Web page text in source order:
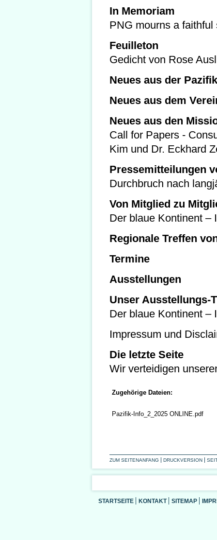
In Memoriam
PNG mourns a faithful
Feuilleton
Gedicht von Rose
Neues aus der
Neues aus dem
Neues aus den
Call for Papers -
Kim und Dr. Eckhard
Pressemitteilungen
Durchbruch nach
Von Mitglied zu
Der blaue Kontinent –
Regionale Treffen
Termine
Ausstellungen
Unser Ausstellungs-
Der blaue Kontinent –
Impressum und
Die letzte Seite
Wir verteidigen
Zugehörige Dateien:
Pazifik-Info_2_2025 ONLINE.pdf
ZUM SEITENANFANG DRUCKVERSION
STARTSEITE KONTAKT SITEMAP